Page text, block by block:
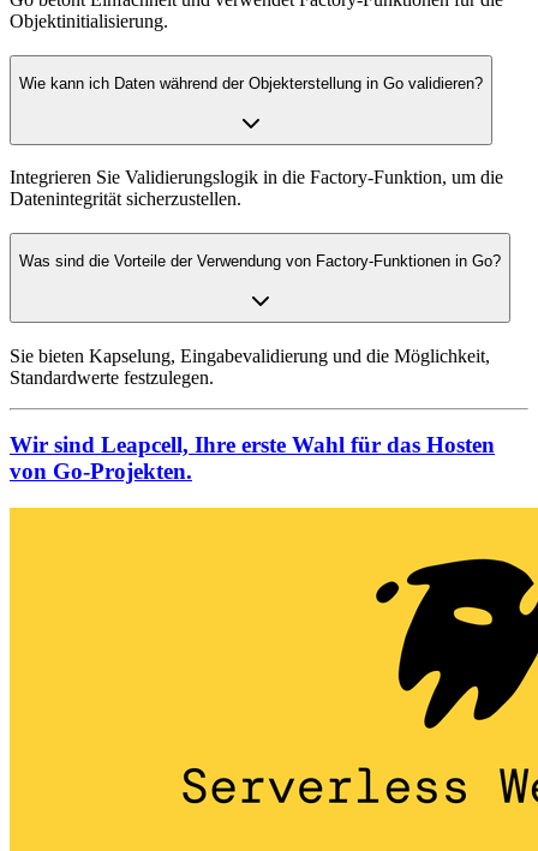
Objektinitialisierung.
Wie kann ich Daten während der Objekterstellung in Go validieren?
Integrieren Sie Validierungslogik in die Factory-Funktion, um die
Datenintegrität sicherzustellen.
Was sind die Vorteile der Verwendung von Factory-Funktionen in Go?
Sie bieten Kapselung, Eingabevalidierung und die Möglichkeit,
Standardwerte festzulegen.
Wir sind Leapcell, Ihre erste Wahl für das Hosten
von Go-Projekten.